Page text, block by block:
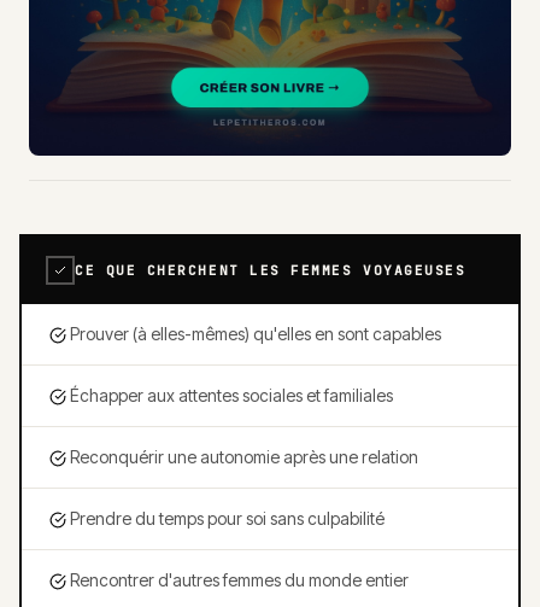
CE QUE CHERCHENT LES FEMMES VOYAGEUSES
Prouver (à elles-mêmes) qu'elles en sont capables
Échapper aux attentes sociales et familiales
Reconquérir une autonomie après une relation
Prendre du temps pour soi sans culpabilité
Rencontrer d'autres femmes du monde entier